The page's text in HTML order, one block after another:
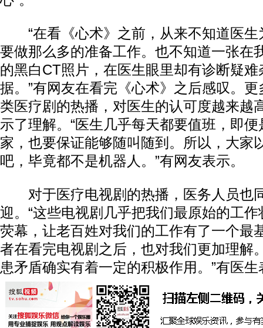
“在看《心术》之前，从来不知道医生
要做那么多的准备工作。也不知道一张在
的黑白CT照片，在医生眼里却有诊断疑
据。”有网友在看完《心术》之后感叹。
类医疗剧的热播，对医生的认可度越来越
示了理解。“医生几乎每天都要值班，即
家，也要保证能够随叫随到。所以，大家
吧，毕竟都不是机器人。”有网友表示。
对于医疗电视剧的热播，医务人员也
迎。“这些电视剧几乎把我们最原始的工
荧幕，让老百姓对我们的工作有了一个最
者在看完电视剧之后，也对我们更加理解
患矛盾确实有着一定的积极作用。”有医生